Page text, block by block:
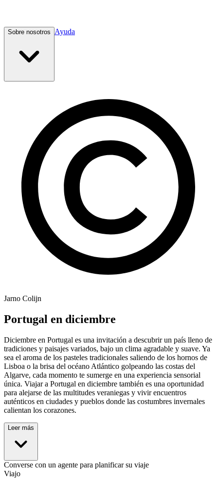
Sobre nosotros Ayuda
Jarno Colijn
Portugal en diciembre
Diciembre en Portugal es una invitación a descubrir un país lleno de
tradiciones y paisajes variados, bajo un clima agradable y suave. Ya
sea el aroma de los pasteles tradicionales saliendo de los hornos de
Lisboa o la brisa del océano Atlántico golpeando las costas del
Algarve, cada momento te sumerge en una experiencia sensorial
única. Viajar a Portugal en diciembre también es una oportunidad
para alejarse de las multitudes veraniegas y vivir encuentros
auténticos en ciudades y pueblos donde las costumbres invernales
calientan los corazones.
Leer más
Converse con un agente para planificar su viaje
Viajo